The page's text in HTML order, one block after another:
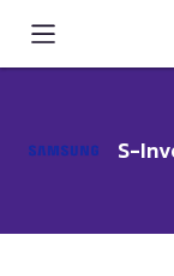
S-